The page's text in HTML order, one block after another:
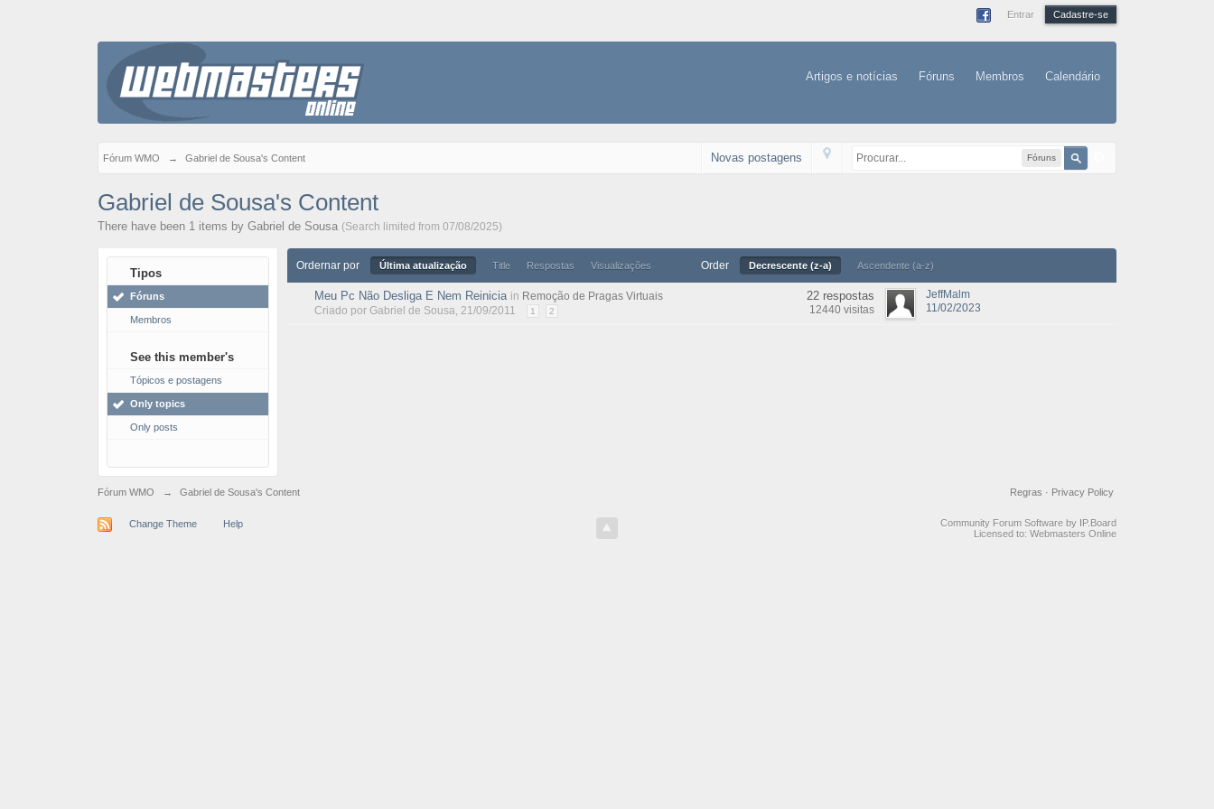
Entrar Cadastre-se
Artigos e notícias Fóruns Membros Calendário
Fórum WMO → Gabriel de Sousa's Content Fóruns
Novas postagens
Gabriel de Sousa's Content
There have been 1 items by Gabriel de Sousa (Search limited from 07/08/2025)
Tipos
Fóruns
Membros
See this member's
Tópicos e postagens
Only topics
Only posts
Ordernar por Última atualização Title Respostas Visualizações Order Decrescente (z-a) Ascendente (a-z)
Meu Pc Não Desliga E Nem Reinicia in Remoção de Pragas Virtuais
Criado por Gabriel de Sousa, 21/09/2011 1 2
22 respostas
12440 visitas
JeffMalm
11/02/2023
Fórum WMO → Gabriel de Sousa's Content Privacy Policy
Regras ·
Change Theme Help
Community Forum Software by IP.Board
Licensed to: Webmasters Online